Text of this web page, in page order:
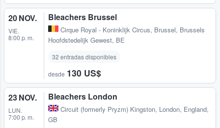
20 NOV.
VIE.
8:00 p. m.
Bleachers Brussel
Cirque Royal - Koninklijk Circus, Brussel, Brussels
Hoofdstedelijk Gewest, BE
32 entradas disponibles
desde 130 US$
23 NOV.
LUN.
7:00 p. m.
Bleachers London
Circuit (formerly Pryzm) Kingston, London, England,
GB